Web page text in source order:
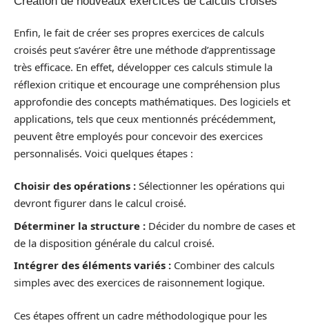
Enfin, le fait de créer ses propres exercices de calculs
croisés peut s’avérer être une méthode d’apprentissage
très efficace. En effet, développer ces calculs stimule la
réflexion critique et encourage une compréhension plus
approfondie des concepts mathématiques. Des logiciels et
applications, tels que ceux mentionnés précédemment,
peuvent être employés pour concevoir des exercices
personnalisés. Voici quelques étapes :
Choisir des opérations : Sélectionner les opérations qui
devront figurer dans le calcul croisé.
Déterminer la structure : Décider du nombre de cases et
de la disposition générale du calcul croisé.
Intégrer des éléments variés : Combiner des calculs
simples avec des exercices de raisonnement logique.
Ces étapes offrent un cadre méthodologique pour les